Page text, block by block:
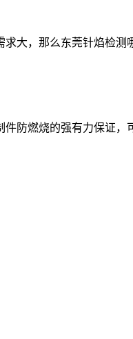
大，那么东莞针焰检测
防燃烧的强有力保证，